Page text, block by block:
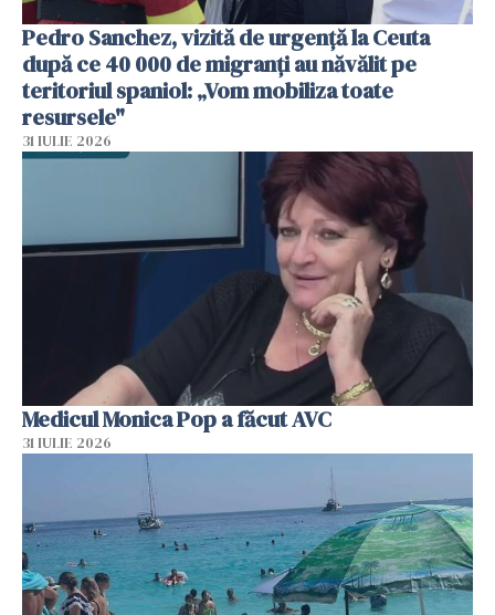
Pedro Sanchez, vizită de urgență la Ceuta
după ce 40 000 de migranți au năvălit pe
teritoriul spaniol: „Vom mobiliza toate
resursele"
31 IULIE 2026
Medicul Monica Pop a făcut AVC
31 IULIE 2026